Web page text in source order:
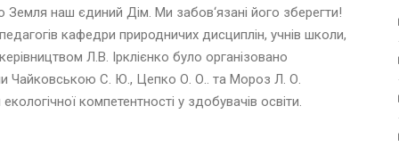
Земля наш єдиний Дім. Ми забов‘язані його зберегти!
кафедри природничих дисциплін, учнів школи,
Л.В. Ірклієнко було організовано
Чайковською С. Ю., Цепко О. О.. та Мороз Л. О.
компетентності у здобувачів освіти.